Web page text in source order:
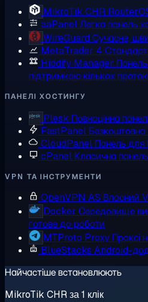
MikroTik CHR
aaPanelЛегка панель
WireGuard Сучасне,
MetaTrader 4 Стандарт
Hiddify Manager
підтримкою кількох
ПАНЕЛІ ХОСТИНГУ
Plesk Повноцінна
FastPanel
CloudPanel Панель
cPanelКласична
VPN ТА ІНСТРУМЕНТИ
OpenVPN AS Власний
Docker Середовище
готове до роботи
MTProto Proxy Проксі
BlueStacks Android-
Найчастіше встановлюють
MikroTik CHR за 1 клік